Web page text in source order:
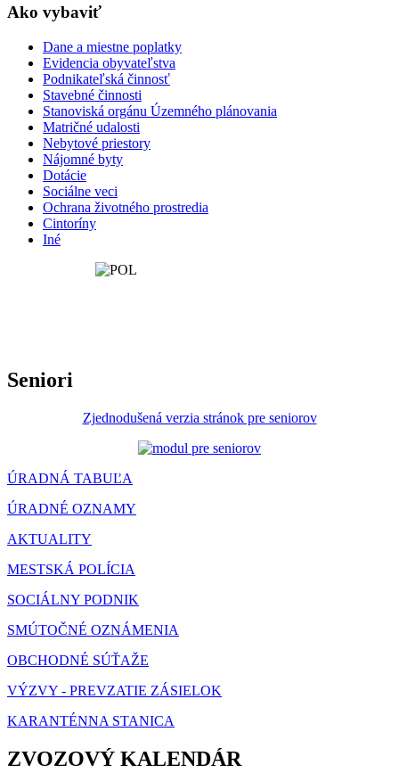
Ako vybaviť
Dane a miestne poplatky
Evidencia obyvateľstva
Podnikateľská činnosť
Stavebné činnosti
Stanoviská orgánu Územného plánovania
Matričné udalosti
Nebytové priestory
Nájomné byty
Dotácie
Sociálne veci
Ochrana životného prostredia
Cintoríny
Iné
Seniori
Zjednodušená verzia stránok pre seniorov
ÚRADNÁ TABUĽA
ÚRADNÉ OZNAMY
AKTUALITY
MESTSKÁ POLÍCIA
SOCIÁLNY PODNIK
SMÚTOČNÉ OZNÁMENIA
OBCHODNÉ SÚŤAŽE
VÝZVY - PREVZATIE ZÁSIELOK
KARANTÉNNA STANICA
ZVOZOVÝ KALENDÁR